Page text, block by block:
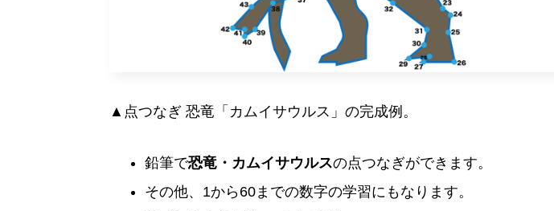
▲点つなぎ 恐竜「カムイサウルス」の完成例。
鉛筆で恐竜・カムイサウルスの点つなぎができます。
その他、1から60までの数字の学習にもなります。